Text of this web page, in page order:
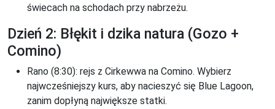
świecach na schodach przy nabrzeżu.
Dzień 2: Błękit i dzika natura (Gozo +
Comino)
Rano (8:30): rejs z Cirkewwa na Comino. Wybierz
najwcześniejszy kurs, aby nacieszyć się Blue Lagoon,
zanim dopłyną największe statki.